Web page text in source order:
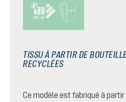
TISSU À PARTIR DE
RECYCLÉES
Ce modèle est fabriqué à